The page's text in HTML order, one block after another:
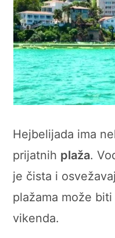
Hejbelijada ima
prijatnih plaža.
je čista i
plažama može
vikenda.